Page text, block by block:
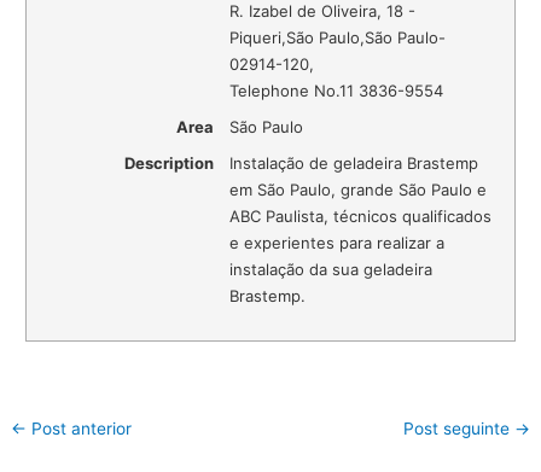
R. Izabel de Oliveira, 18 -
Piqueri,São Paulo,São Paulo-
02914-120,
Telephone No.11 3836-9554
Area
São Paulo
Description
Instalação de geladeira Brastemp
em São Paulo, grande São Paulo e
ABC Paulista, técnicos qualificados
e experientes para realizar a
instalação da sua geladeira
Brastemp.
← Post anterior Post seguinte →